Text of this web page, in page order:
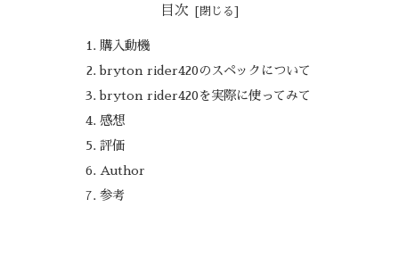
目次
購入動機
bryton rider420のスペックについて
bryton rider420を実際に使ってみて
感想
評価
Author
参考